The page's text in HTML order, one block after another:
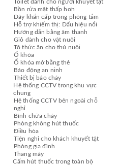
Toilet dành cho người khuyết tật
Bồn rửa mặt thấp hơn
Dây khẩn cấp trong phòng tắm
Hỗ trợ khiếm thị: Dấu hiệu nổi
Hướng dẫn bằng âm thanh
Giỏ dành cho vật nuôi
Tô thức ăn cho thú nuôi
Ổ khóa
Ổ khóa mở bằng thẻ
Báo động an ninh
Thiết bị báo cháy
Hệ thống CCTV trong khu vực
chung
Hệ thống CCTV bên ngoài chỗ
nghỉ
Bình chữa cháy
Phòng không hút thuốc
Điều hòa
Tiện nghi cho khách khuyết tật
Phòng gia đình
Thang máy
Cấm hút thuốc trong toàn bộ